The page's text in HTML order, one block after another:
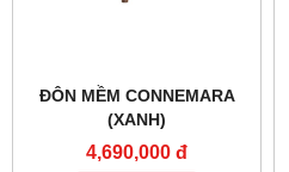
ĐÔN MỀM CONNEMARA
(XANH)
4,690,000 đ